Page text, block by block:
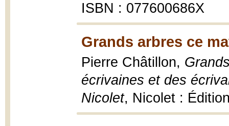
ISBN : 077600686X
Grands arbres ce
Pierre Châtillon,
écrivaines et des
Nicolet, Nicolet :